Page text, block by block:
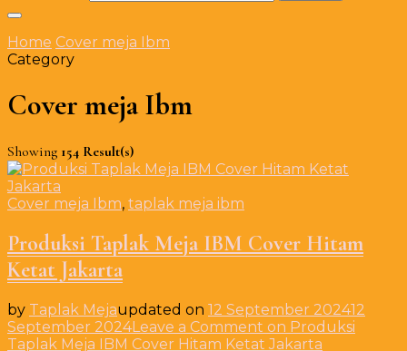
Home Cover meja Ibm
Category
Cover meja Ibm
Showing 154 Result(s)
Cover meja Ibm, taplak meja ibm
Produksi Taplak Meja IBM Cover Hitam
Ketat Jakarta
by Taplak Mejaupdated on 12 September 202412
September 2024Leave a Comment on Produksi
Taplak Meja IBM Cover Hitam Ketat Jakarta